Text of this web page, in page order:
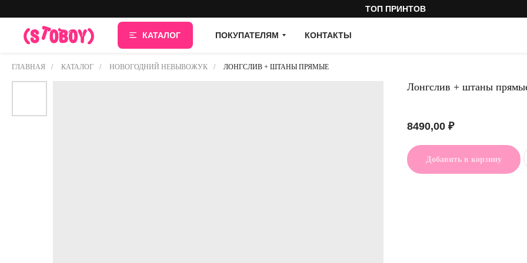
ПОКУПАТЕЛЯМ КОНТАКТЫ
КАТАЛОГ
ТОП ПРИНТОВ
ГЛАВНАЯ / КАТАЛОГ / НОВОГОДНИЙ НЕВЫВОЖУК / ЛОНГСЛИВ + ШТАНЫ ПРЯМЫЕ
Лонгслив + штаны
8490,00 ₽
Добавить в корзину